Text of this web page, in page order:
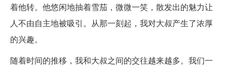
着他转。他悠闲地抽着雪茄，微微一笑，散发出的魅力让
人不由自主地被吸引。从那一刻起，我对大叔产生了浓厚
的兴趣。
随着时间的推移，我和大叔之间的交往越来越多。我们一